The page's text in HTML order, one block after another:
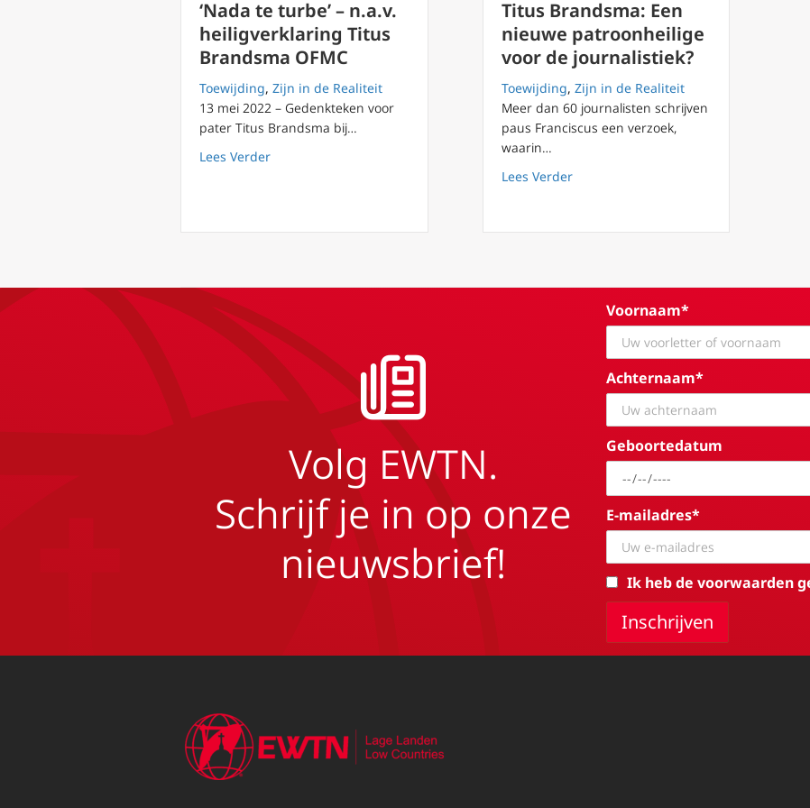
‘Nada te turbe’ – n.a.v.
heiligverklaring Titus
Brandsma OFMC
Toewijding, Zijn in de Realiteit
13 mei 2022 – Gedenkteken voor
pater Titus Brandsma bij…
Lees Verderabout ‘Nada te turbe’ – n.a.v. heiligverklaring Titus Brandsma OFMC
Titus Brandsma: Een
nieuwe patroonheilige
voor de journalistiek?
Toewijding, Zijn in de Realiteit
Meer dan 60 journalisten schrijven
paus Franciscus een verzoek,
waarin…
Lees Verderabout Titus Brandsma: Een nieuwe
Volg EWTN.
Schrijf je in op onze
nieuwsbrief!
Voornaam*
Achternaam*
Geboortedatum
E-mailadres*
Ik heb de voorwaarden